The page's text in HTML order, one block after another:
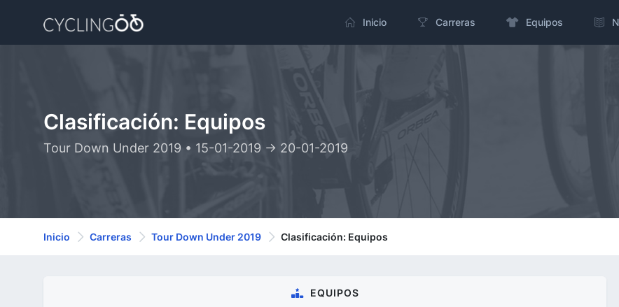
Inicio Carreras Equipos
Clasificación: Equipos
Tour Down Under 2019 • 15-01-2019 -> 20-01-2019
Inicio Carreras Tour Down Under 2019 Clasificación: Equipos
EQUIPOS